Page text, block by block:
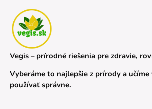
Vegis – prírodné riešenia pre zdravie,
Vyberáme to najlepšie z prírody a učíme
používať správne.